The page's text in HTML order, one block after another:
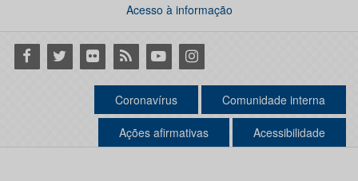
Acesso à informação
Facebook
Twitter Flickr RSS YoutubeInstagram
Coronavírus Comunidade interna
Ações afirmativas Acessibilidade